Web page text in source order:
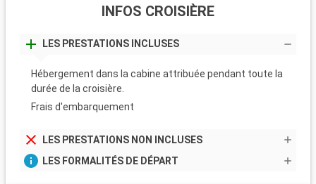
INFOS CROISIÈRE
LES PRESTATIONS INCLUSES
Hébergement dans la cabine attribuée pendant toute la
durée de la croisière.
Frais d'embarquement
LES PRESTATIONS NON INCLUSES
LES FORMALITÉS DE DÉPART